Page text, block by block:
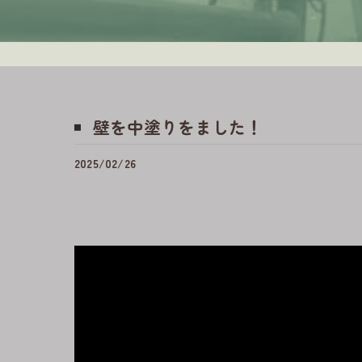
壁を中塗りをました！
2025/02/26